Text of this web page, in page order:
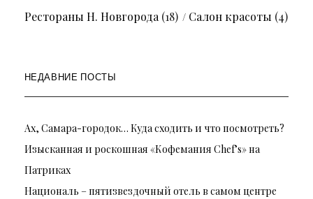
Рестораны Н. Новгорода(18) Салон красоты (4)
НЕДАВНИЕ ПОСТЫ
Ах, Самара-городок… Куда сходить и что посмотреть?
Изысканная и роскошная «Кофемания Chef’s» на
Патриках
Националь – пятизвездочный отель в самом центре